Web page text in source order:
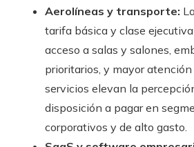
Aerolíneas y transporte:
tarifa básica y clase
acceso a salas y salones,
prioritarios, y mayor atención
servicios elevan la
disposición a pagar en
corporativos y de alto gasto.